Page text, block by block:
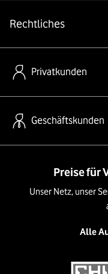
Rechtliches
Privatkunden
Geschäftskunden
Preise für
Unser Netz, unser
Alle